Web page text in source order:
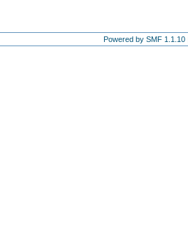
Powered by SMF 1.1.10